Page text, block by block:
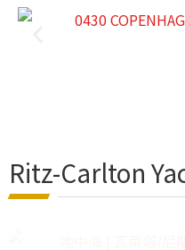
Ritz-Carlton